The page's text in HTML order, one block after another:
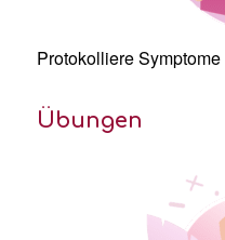
ProtokolliereSymptome
Übungen